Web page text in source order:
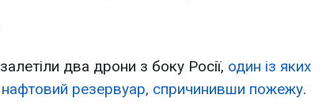
два дрони з боку Росії, один із яких
нафтовий резервуар, спричинивши пожежу.